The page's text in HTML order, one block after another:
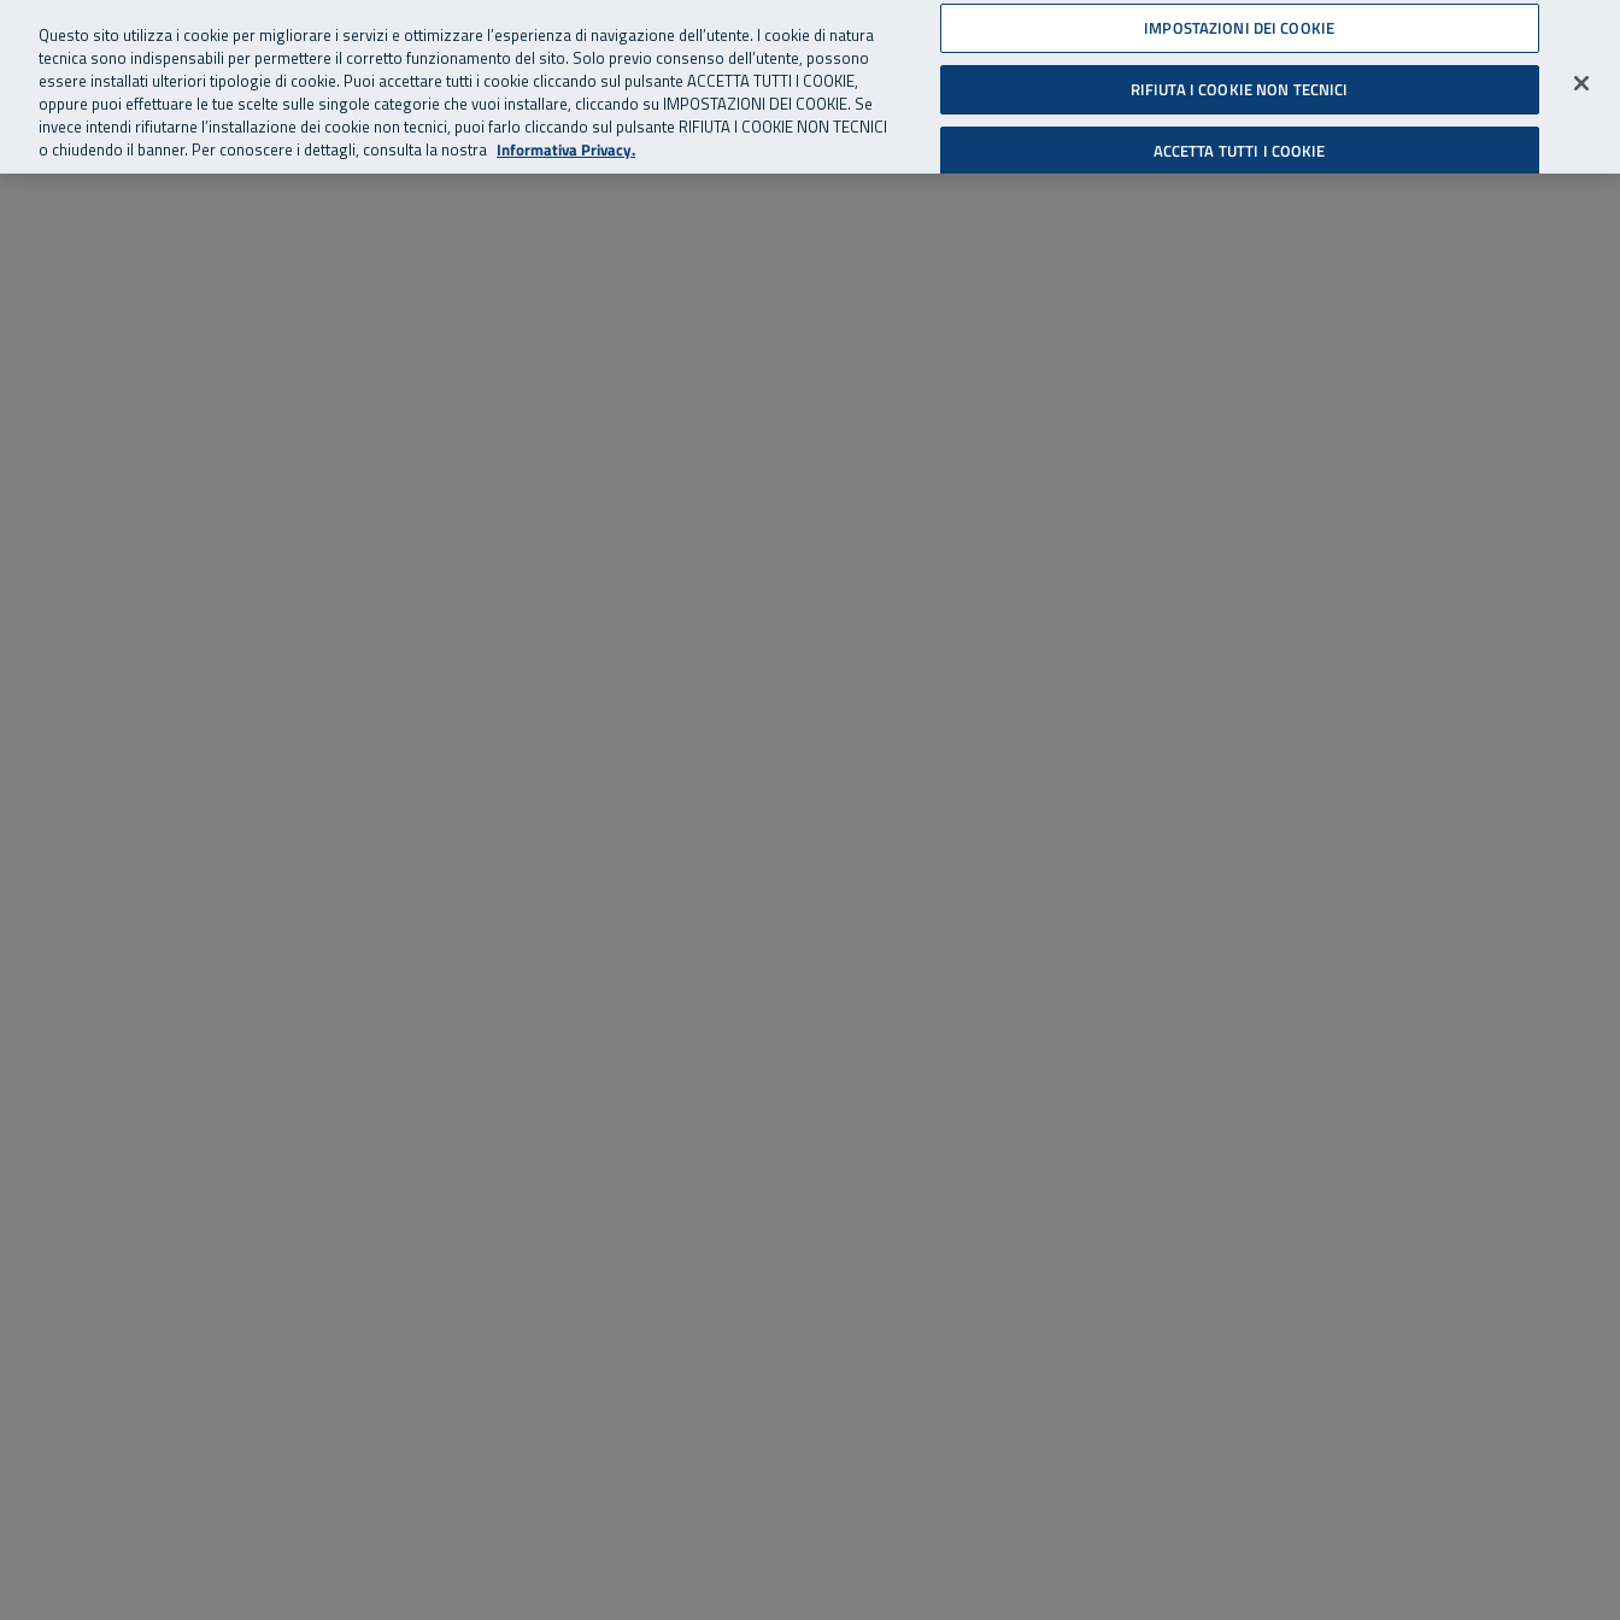
Vai al menu principale
Vai al contenuto principale
Vai al Footer 06 45539607
SuperAbile - il Contact Center Inail per il mondo della disabilità
Home Chi siamo Storie, news ed eventi Risorse utili Supporto Accessibilità
Cerca
Accedi all'area riservata
Questo sito utilizza i cookie per migliorare i servizi e ottimizzare l’esperienza di navigazione dell’utente. I cookie di natura
tecnica sono indispensabili per permettere il corretto funzionamento del sito. Solo previo consenso dell’utente, possono
essere installati ulteriori tipologie di cookie. Puoi accettare tutti i cookie cliccando sul pulsante ACCETTA TUTTI I COOKIE,
oppure puoi effettuare le tue scelte sulle singole categorie che vuoi installare, cliccando su IMPOSTAZIONI DEI COOKIE. Se
invece intendi rifiutarne l’installazione dei cookie non tecnici, puoi farlo cliccando sul pulsante RIFIUTA I COOKIE NON TECNICI
o chiudendo il banner. Per conoscere i dettagli, consulta la nostra Informativa Privacy.
IMPOSTAZIONI DEI COOKIE
RIFIUTA I COOKIE NON TECNICI
ACCETTA TUTTI I COOKIE